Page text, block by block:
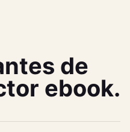
de
ebook.